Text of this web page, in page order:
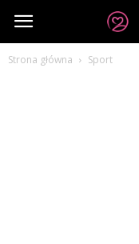
dobrenawyki.pl
Strona główna Sport